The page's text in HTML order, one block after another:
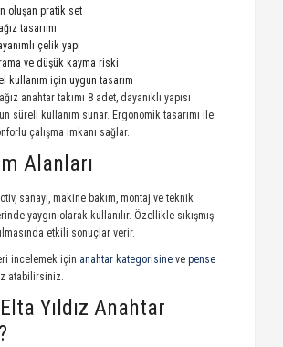
oluşan pratik set
tasarımı
çelik yapı
ve düşük kayma riski
kullanım için uygun tasarım
anahtar takımı 8 adet, dayanıklı yapısı
süreli kullanım sunar. Ergonomik tasarımı ile
çalışma imkanı sağlar.
Alanları
sanayi, makine bakım, montaj ve teknik
yaygın olarak kullanılır. Özellikle sıkışmış
etkili sonuçlar verir.
incelemek için anahtar kategorisine ve pense
atabilirsiniz.
Yıldız Anahtar